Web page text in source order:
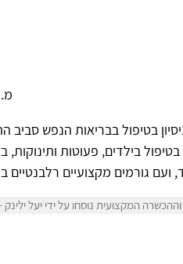
בטיפול בבריאות הנפש סביב
בילדים, פעוטות ותינוקות,
ועם גורמים מקצועיים
המקצועית נוסחו על ידי יעל ילינק